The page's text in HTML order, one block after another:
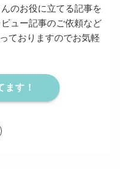
のお役に立てる記事を
ュー記事のご依頼など
ておりますのでお気軽
す！